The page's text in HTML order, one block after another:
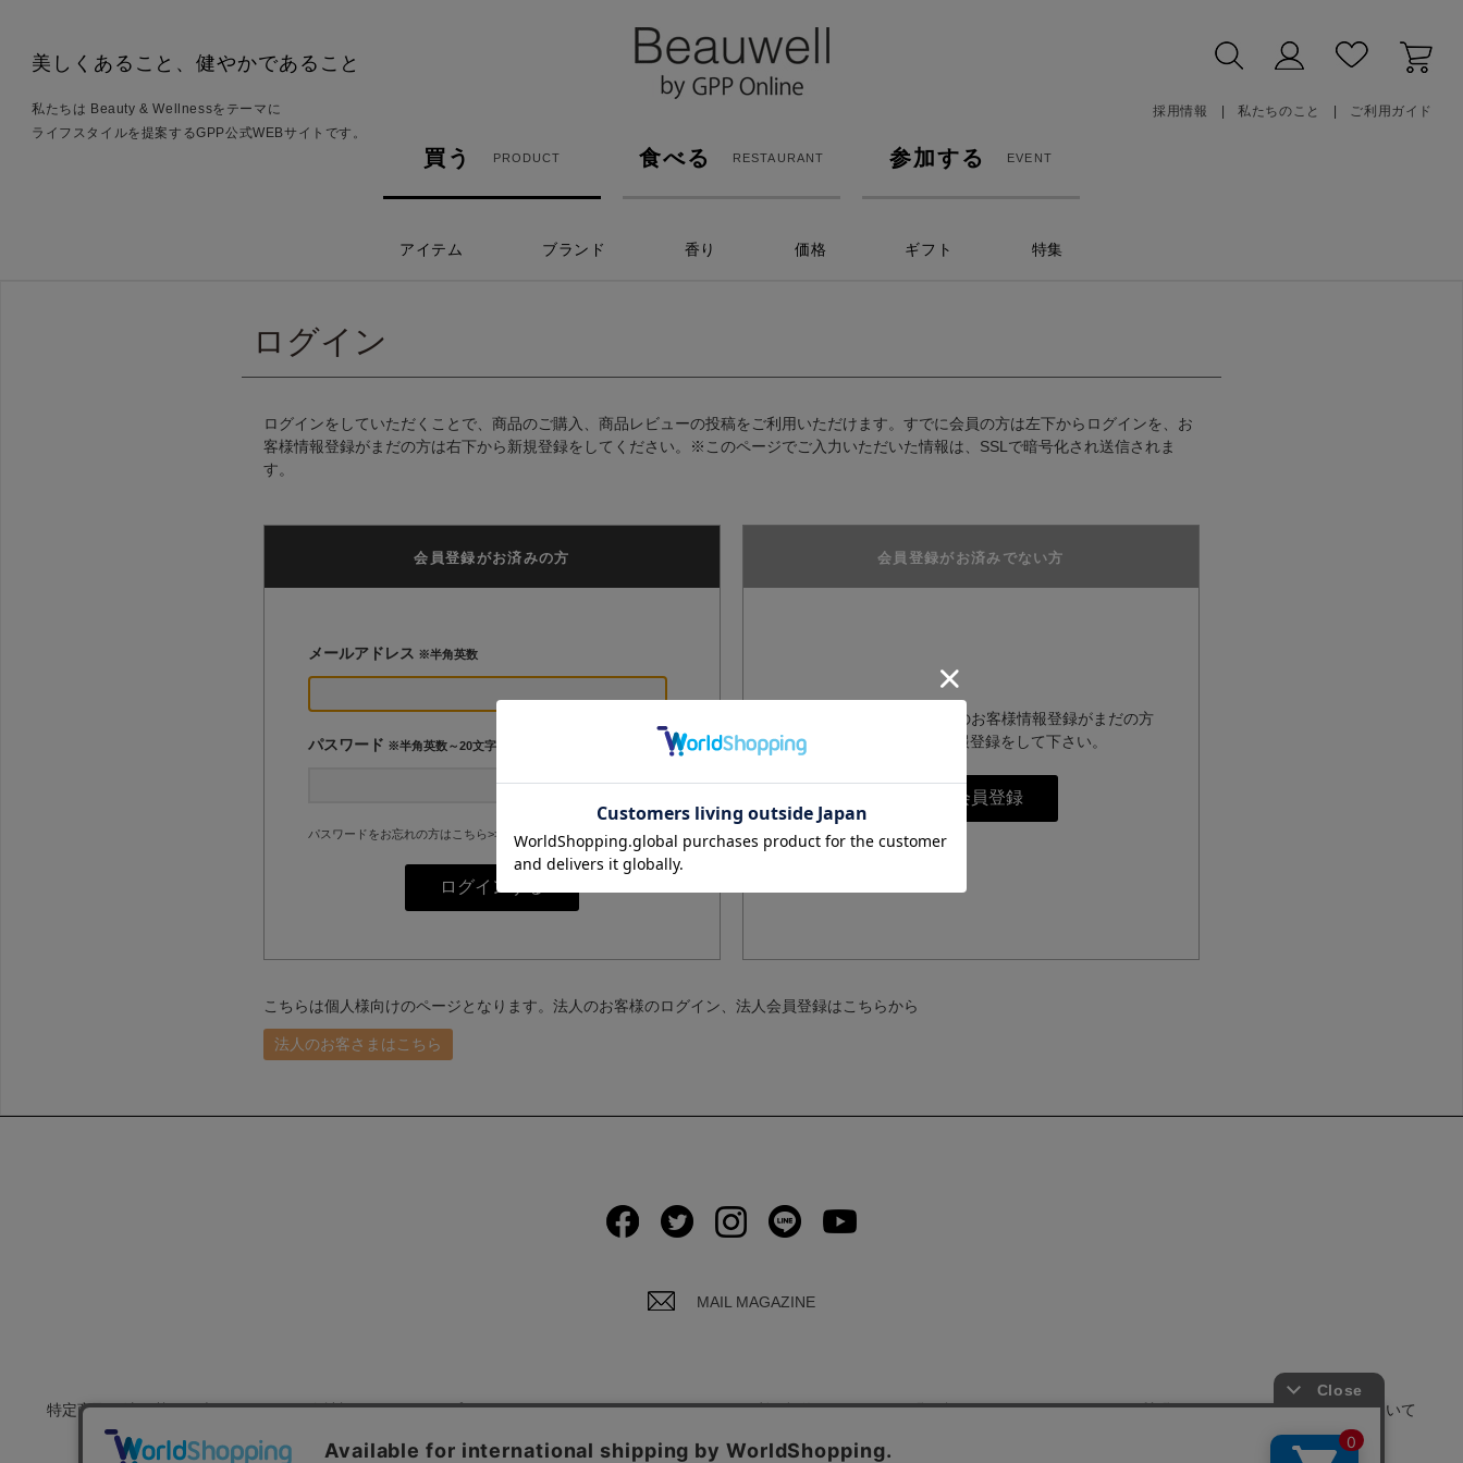
美しくあること、健やかであること
私たちは Beauty & Wellnessをテーマに
ライフスタイルを提案するGPP公式WEBサイトです。
採用情報 私たちのこと ご利用ガイド
買う PRODUCT 食べる RESTAURANT 参加する EVENT
アイテム ブランド 香り 価格 ギフト 特集
ログイン
ログインをしていただくことで、商品のご購入、商品レビューの投稿をご利用いただけます。すでに会員の方は左下からログインを、お
客様情報登録がまだの方は右下から新規登録をしてください。※このページでご入力いただいた情報は、SSLで暗号化され送信されま
す。
会員登録がお済みの方
メールアドレス ※半角英数
パスワード ※半角英数～20文字
パスワードをお忘れの方はこちら>>
会員登録がお済みでない方
GPPオンラインショップのお客様情報登録がまだの方
は、こちらからお客様情報登録をして下さい。
こちらは個人様向けのページとなります。法人のお客様のログイン、法人会員登録はこちらから
法人のお客さまはこちら
MAIL MAGAZINE
特定商取引法に基づく表示 会社概要 プライバシーポリシーについて ご利用規約 お問い合わせ よくあるご質問 サイトポリシーについて